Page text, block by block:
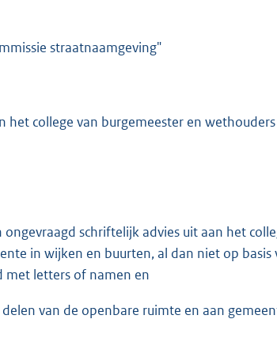
straatnaamgeving"
het college van burgemeester en
schriftelijk advies uit aan het
in wijken en buurten, al dan niet op
met letters of namen en
van de openbare ruimte en aan